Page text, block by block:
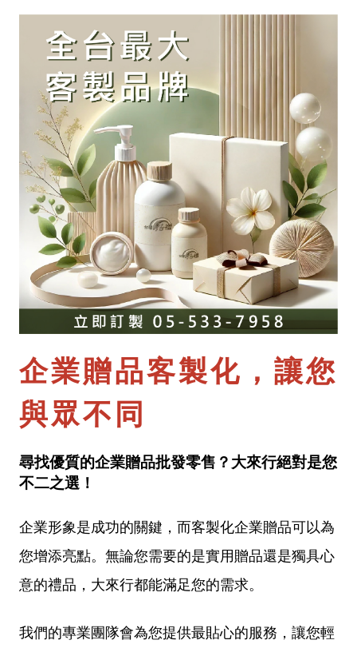
企業贈品客製化，讓您
與眾不同
尋找優質的企業贈品批發零售？大來行絕對是您
不二之選！
企業形象是成功的關鍵，而客製化企業贈品可以為
您增添亮點。無論您需要的是實用贈品還是獨具心
意的禮品，大來行都能滿足您的需求。
我們的專業團隊會為您提供最貼心的服務，讓您輕